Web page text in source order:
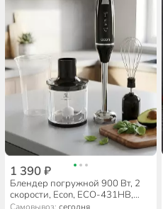
1 390 ₽
Блендер погружной 900 Вт, 2
скорости, Econ, ECO-431HB,
черный